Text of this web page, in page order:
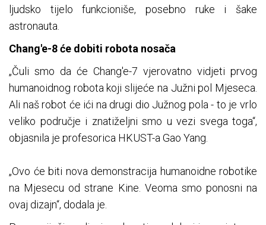
ljudsko tijelo funkcioniše, posebno ruke i šake
astronauta.
Chang'e-8 će dobiti robota nosača
„Čuli smo da će Chang'e-7 vjerovatno vidjeti prvog
humanoidnog robota koji slijeće na Južni pol Mjeseca.
Ali naš robot će ići na drugi dio Južnog pola - to je vrlo
veliko područje i znatiželjni smo u vezi svega toga“,
objasnila je profesorica HKUST-a Gao Yang.
„Ovo će biti nova demonstracija humanoidne robotike
na Mjesecu od strane Kine. Veoma smo ponosni na
ovaj dizajn“, dodala je.